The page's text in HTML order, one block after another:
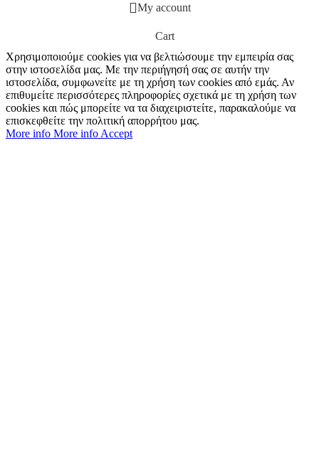
My account
Cart
Χρησιμοποιούμε cookies για να βελτιώσουμε την εμπειρία σας
στην ιστοσελίδα μας. Με την περιήγησή σας σε αυτήν την
ιστοσελίδα, συμφωνείτε με τη χρήση των cookies από εμάς. Αν
επιθυμείτε περισσότερες πληροφορίες σχετικά με τη χρήση των
cookies και πώς μπορείτε να τα διαχειριστείτε, παρακαλούμε να
επισκεφθείτε την πολιτική απορρήτου μας.
More info More info Accept